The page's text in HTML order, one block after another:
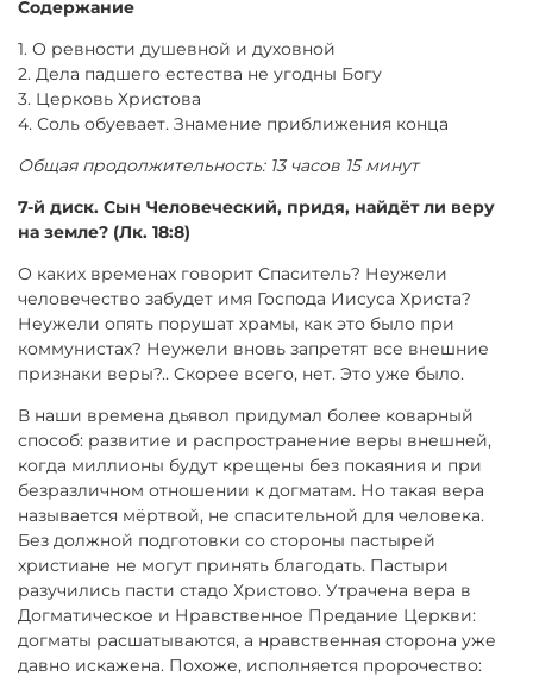
Содержание
1. О ревности душевной и духовной
2. Дела падшего естества не угодны Богу
3. Церковь Христова
4. Соль обуевает. Знамение приближения конца
Общая продолжительность: 13 часов 15 минут
7-й диск. Сын Человеческий, придя, найдёт ли веру
на земле? (Лк. 18:8)
О каких временах говорит Спаситель? Неужели
человечество забудет имя Господа Иисуса Христа?
Неужели опять порушат храмы, как это было при
коммунистах? Неужели вновь запретят все внешние
признаки веры?.. Скорее всего, нет. Это уже было.
В наши времена дьявол придумал более коварный
способ: развитие и распространение веры внешней,
когда миллионы будут крещены без покаяния и при
безразличном отношении к догматам. Но такая вера
называется мёртвой, не спасительной для человека.
Без должной подготовки со стороны пастырей
христиане не могут принять благодать. Пастыри
разучились пасти стадо Христово. Утрачена вера в
Догматическое и Нравственное Предание Церкви:
догматы расшатываются, а нравственная сторона уже
давно искажена. Похоже, исполняется пророчество: